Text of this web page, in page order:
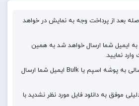
بعد از پرداخت وجه به نمایش در خواهد
ایمیل شما ارسال خواهد شد به همین
نمایید.
ممکن است ایمیل ارسالی به پوشه اسپم یا Bulk ایمیل شما ارسال
موفق به دانلود فایل مورد نظر نشدید با